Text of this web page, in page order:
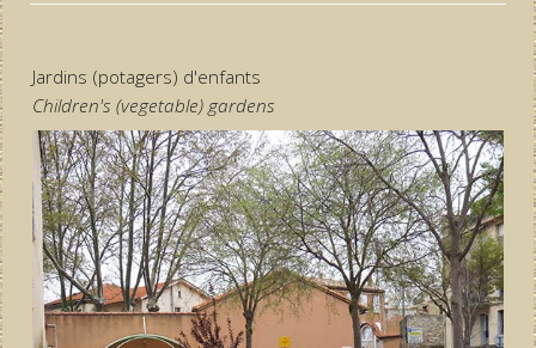
Jardins (potagers) d'enfants
Children's (vegetable) gardens